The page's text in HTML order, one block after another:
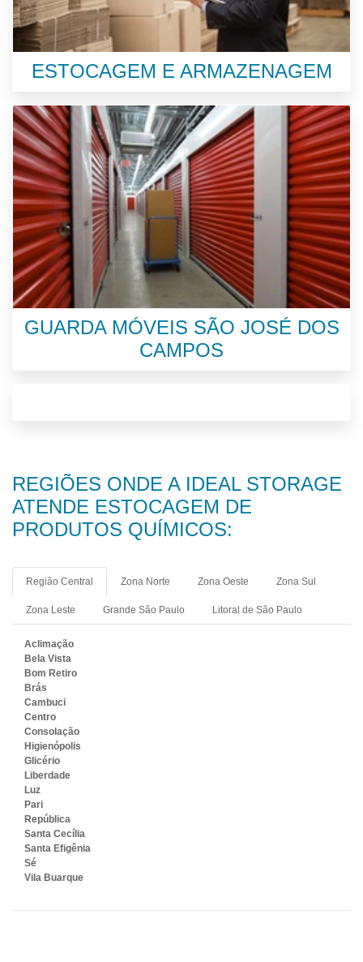
ESTOCAGEM E ARMAZENAGEM
GUARDA MÓVEIS SÃO JOSÉ DOS
CAMPOS
REGIÕES ONDE A IDEAL STORAGE
ATENDE ESTOCAGEM DE
PRODUTOS QUÍMICOS:
Região Central Zona Norte Zona Oeste Zona Sul
Zona Leste Grande São Paulo Litoral de São Paulo
Aclimação
Bela Vista
Bom Retiro
Brás
Cambuci
Centro
Consolação
Higienópolis
Glicério
Liberdade
Luz
Pari
República
Santa Cecília
Santa Efigênia
Sé
Vila Buarque